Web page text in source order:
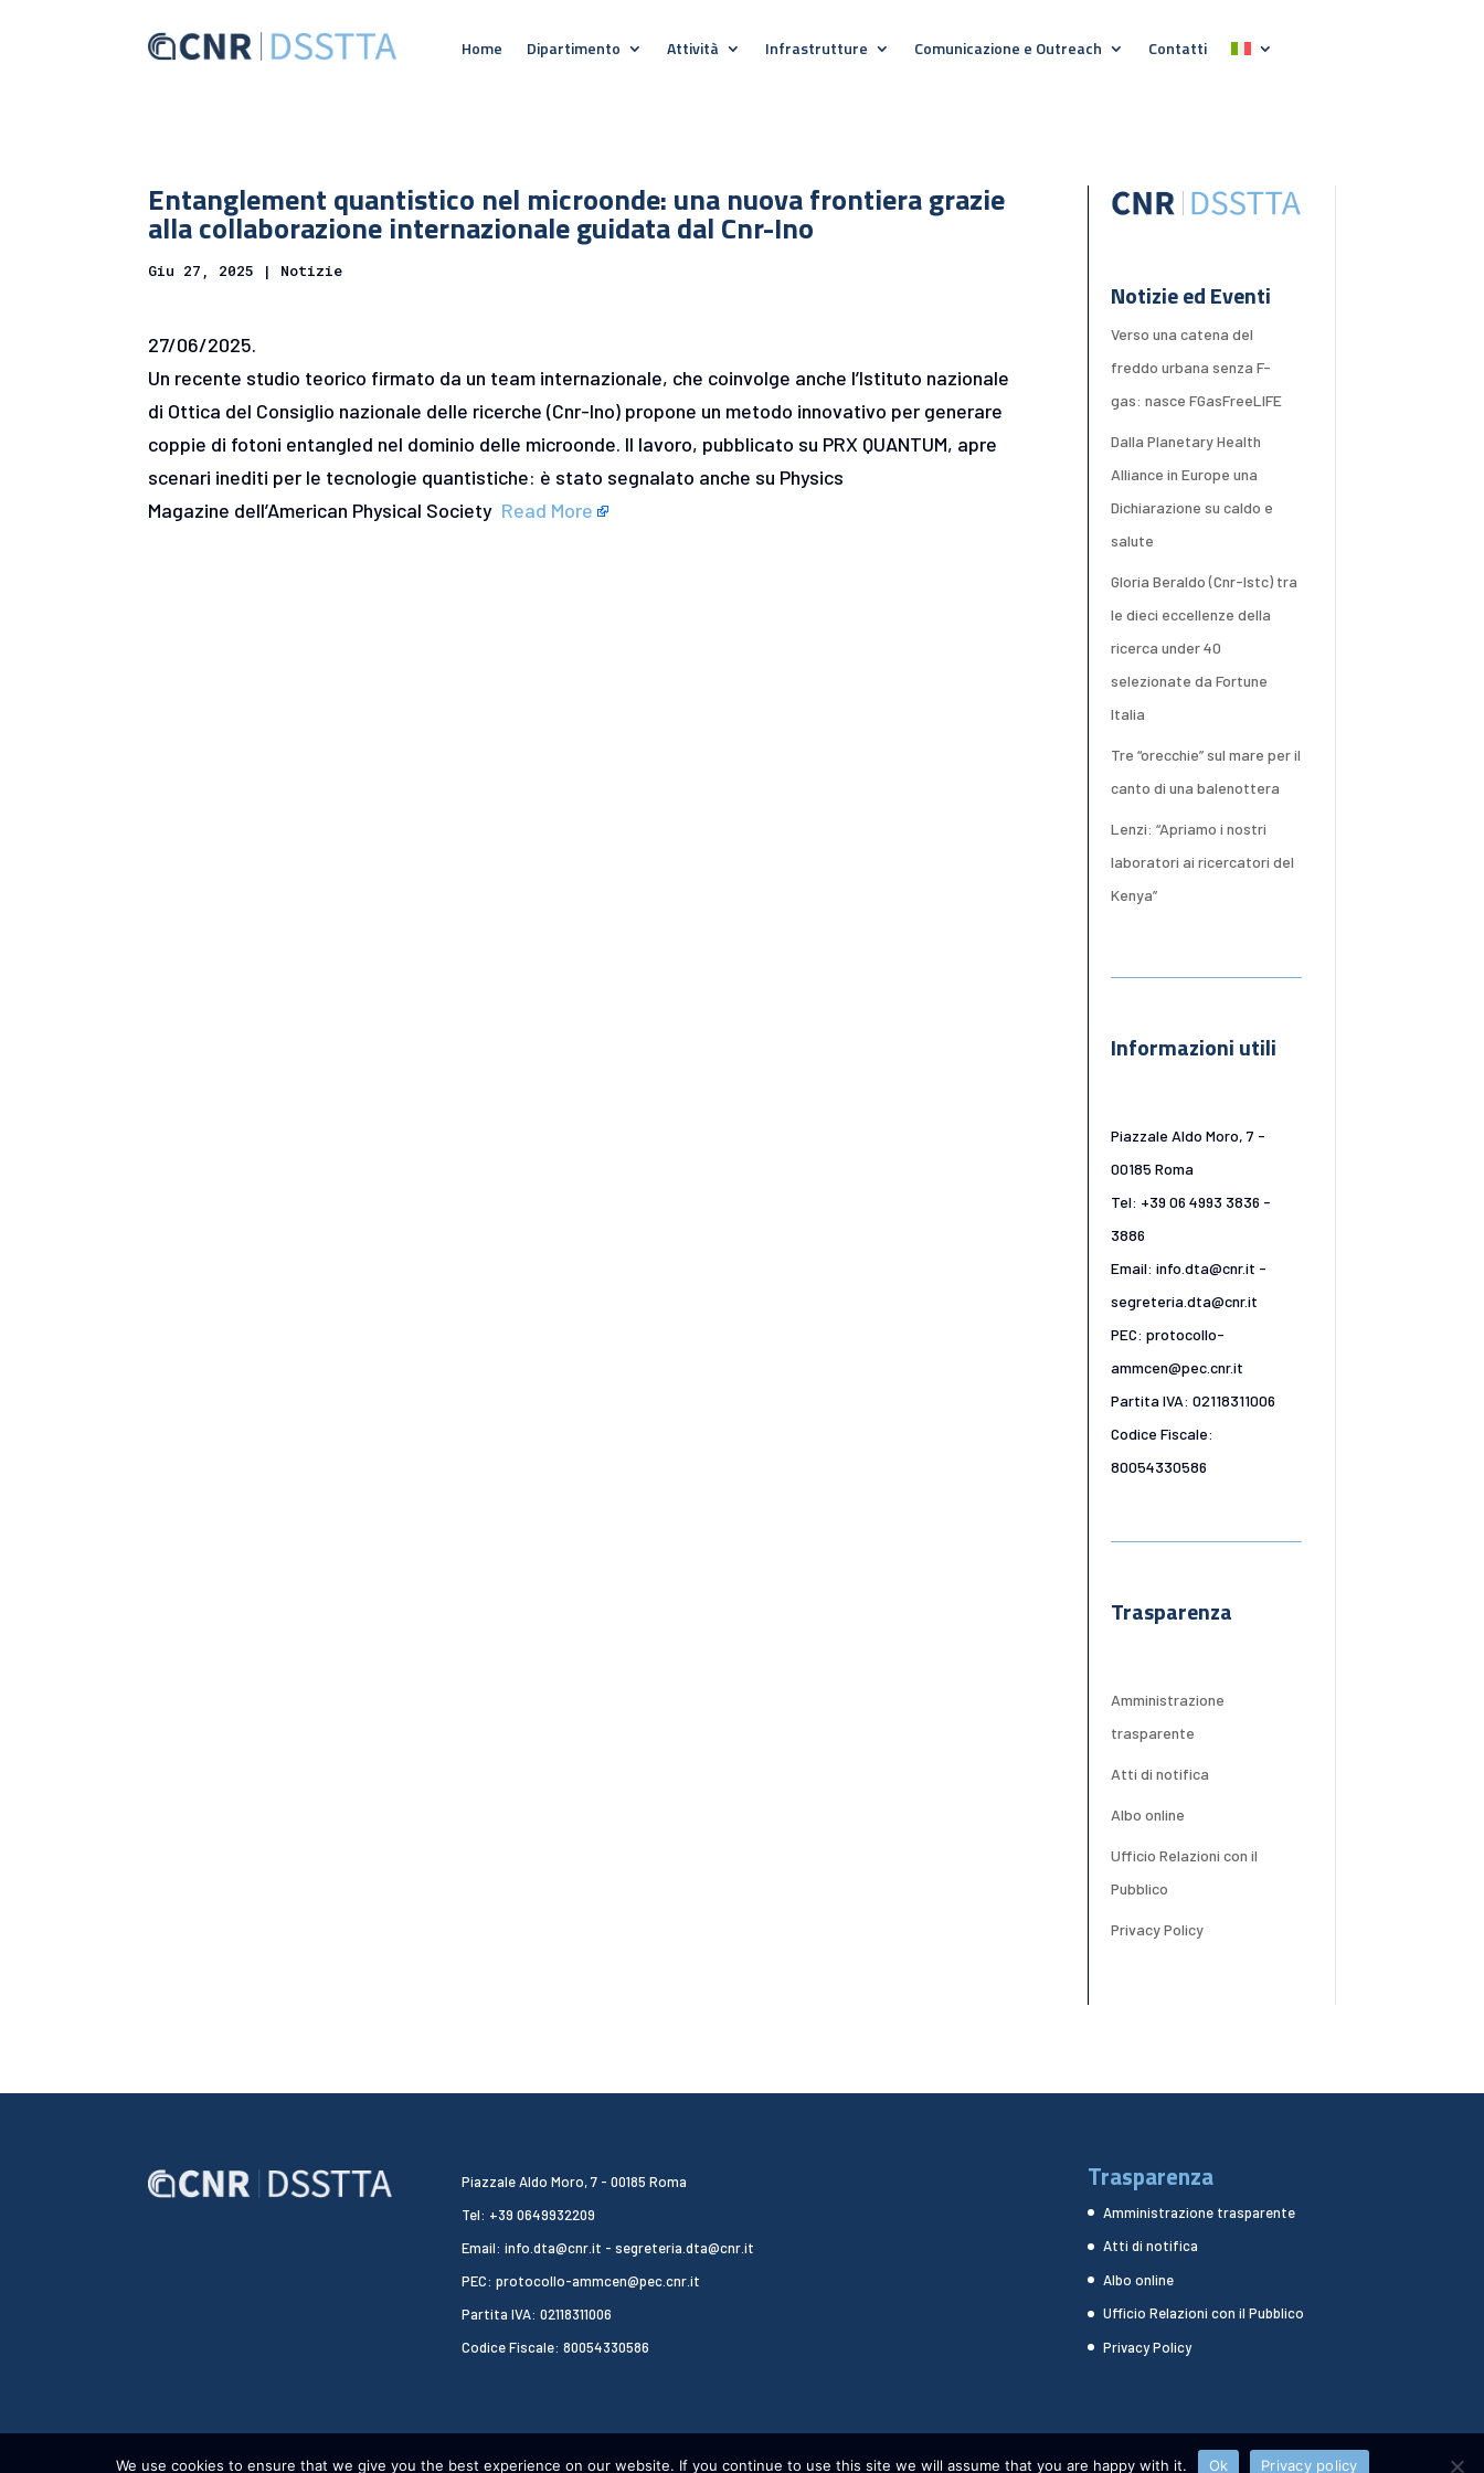
Home Dipartimento Attività Infrastrutture Comunicazione e Outreach Contatti
Entanglement quantistico nel microonde: una nuova frontiera grazie
alla collaborazione internazionale guidata dal Cnr-Ino
Giu 27, 2025 | Notizie
27/06/2025.
Un recente studio teorico firmato da un team internazionale, che coinvolge anche l’Istituto nazionale
di Ottica del Consiglio nazionale delle ricerche (Cnr-Ino) propone un metodo innovativo per generare
coppie di fotoni entangled nel dominio delle microonde. Il lavoro, pubblicato su PRX QUANTUM, apre
scenari inediti per le tecnologie quantistiche: è stato segnalato anche su Physics
Magazine dell’American Physical Society Read More
Notizie ed Eventi
Verso una catena del
freddo urbana senza F-
gas: nasce FGasFreeLIFE
Dalla Planetary Health
Alliance in Europe una
Dichiarazione su caldo e
salute
Gloria Beraldo (Cnr-Istc) tra
le dieci eccellenze della
ricerca under 40
selezionate da Fortune
Italia
Tre “orecchie” sul mare per il
canto di una balenottera
Lenzi: “Apriamo i nostri
laboratori ai ricercatori del
Kenya”
Informazioni utili
Piazzale Aldo Moro, 7 -
00185 Roma
Tel: +39 06 4993 3836 -
3886
Email: info.dta@cnr.it -
segreteria.dta@cnr.it
PEC: protocollo-
ammcen@pec.cnr.it
Partita IVA: 02118311006
Codice Fiscale:
80054330586
Trasparenza
Amministrazione
trasparente
Atti di notifica
Albo online
Ufficio Relazioni con il
Pubblico
Privacy Policy
Piazzale Aldo Moro, 7 - 00185 Roma
Tel: +39 0649932209
Email: info.dta@cnr.it - segreteria.dta@cnr.it
PEC: protocollo-ammcen@pec.cnr.it
Partita IVA: 02118311006
Codice Fiscale: 80054330586
Trasparenza
Amministrazione trasparente
Atti di notifica
Albo online
Ufficio Relazioni con il Pubblico
Privacy Policy
CNR DSSTTA 2024 - WEBDESIGN:HEAP DESIGN
We use cookies to ensure that we give you the best experience on our website. If you continue to use this site we will assume that you are happy with it. Ok Privacy policy